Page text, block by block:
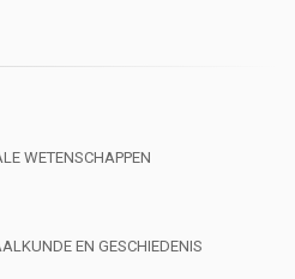
WETENSCHAPPEN
EN GESCHIEDENIS